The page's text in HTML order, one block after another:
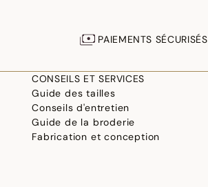
PAIEMENTS SÉCURISÉS
CONSEILS ET SERVICES
Guide des tailles
Conseils d'entretien
Guide de la broderie
Fabrication et conception